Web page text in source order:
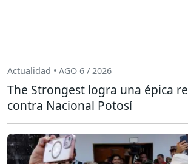
Actualidad • AGO 6 / 2026
The Strongest logra una épica
contra Nacional Potosí